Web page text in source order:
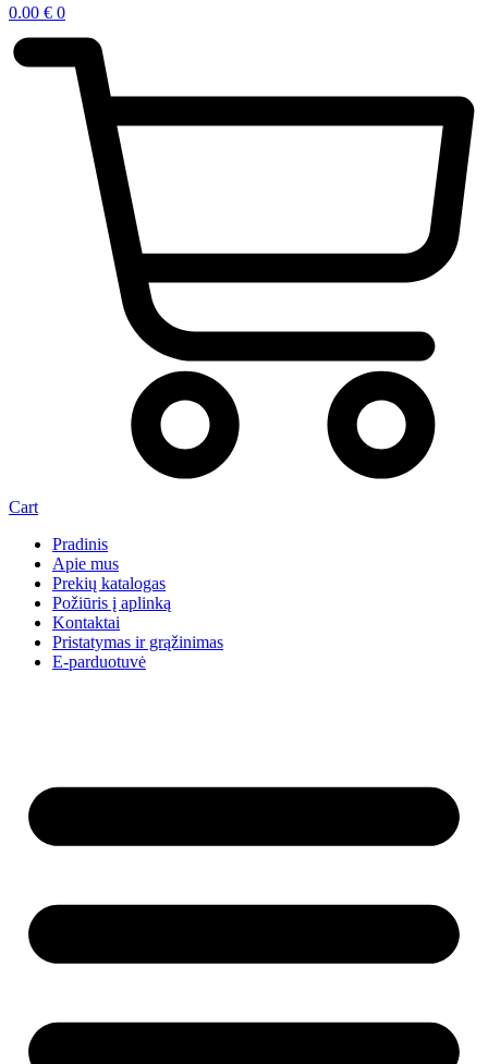
0.00 € 0
Cart
Pradinis
Apie mus
Prekių katalogas
Požiūris į aplinką
Kontaktai
Pristatymas ir grąžinimas
E-parduotuvė